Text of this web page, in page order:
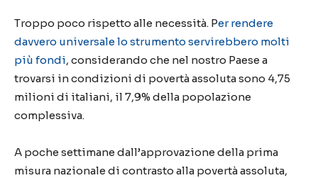
Troppo poco rispetto alle necessità. Per rendere
davvero universale lo strumento servirebbero molti
più fondi, considerando che nel nostro Paese a
trovarsi in condizioni di povertà assoluta sono 4,75
milioni di italiani, il 7,9% della popolazione
complessiva.
A poche settimane dall’approvazione della prima
misura nazionale di contrasto alla povertà assoluta,